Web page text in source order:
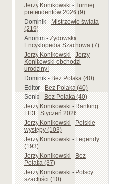
Jerzy Konikowski-Turniej
pretendentów 2026 (9)
Dominik-Mistrzowie świata
(219)
Anonim-Żydowska
Encyklopedia Szachowa (7)
Jerzy Konikowski-Jerzy
Konikowski obchodzi
urodziny!
Dominik-Bez Polaka (40)
Editor-Bez Polaka (40)
Sonix-Bez Polaka (40)
Jerzy Konikowski-Ranking
FIDE: Styczeń 2026
Jerzy Konikowski-Polskie
występy (103)
Jerzy Konikowski-Legendy
(193)
Jerzy Konikowski-Bez
Polaka (37)
Jerzy Konikowski-Polscy
szachiści (10)